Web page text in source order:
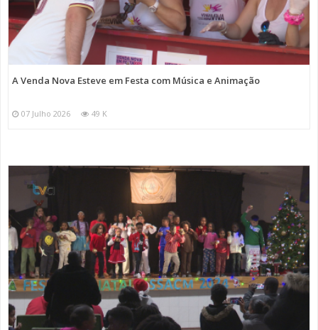
A Venda Nova Esteve em Festa com Música e Animação
07 Julho 2026 49 K